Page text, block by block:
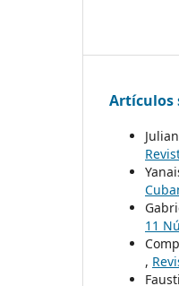
Artículos
11
,